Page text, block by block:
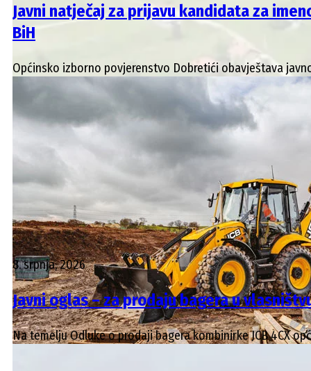
Javni natječaj za prijavu kandidata za
BiH
Općinsko izborno povjerenstvo Dobretići obavještava
8. srpnja, 2026
Javni oglas – za prodaju bagera u
Na temelju Odluke o prodaji bagera kombinirke JCB 4CX